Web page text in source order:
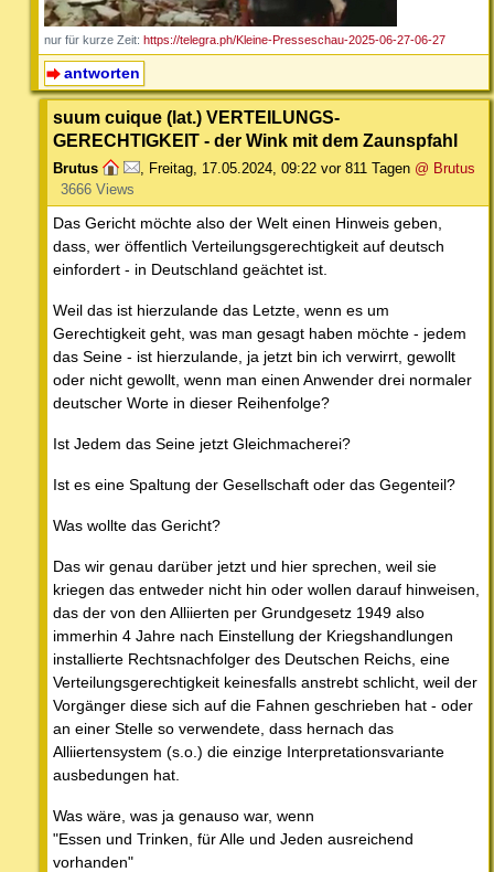
nur für kurze Zeit: https://telegra.ph/Kleine-Presseschau-2025-06-27-06-27
antworten
suum cuique (lat.) VERTEILUNGS-
GERECHTIGKEIT - der Wink mit dem Zaunspfahl
Brutus Freitag, 17.05.2024, 09:22 vor 811 Tagen @ Brutus
3666 Views
Das Gericht möchte also der Welt einen Hinweis geben,
dass, wer öffentlich Verteilungsgerechtigkeit auf deutsch
einfordert - in Deutschland geächtet ist.
Weil das ist hierzulande das Letzte, wenn es um
Gerechtigkeit geht, was man gesagt haben möchte - jedem
das Seine - ist hierzulande, ja jetzt bin ich verwirrt, gewollt
oder nicht gewollt, wenn man einen Anwender drei normaler
deutscher Worte in dieser Reihenfolge?
Ist Jedem das Seine jetzt Gleichmacherei?
Ist es eine Spaltung der Gesellschaft oder das Gegenteil?
Was wollte das Gericht?
Das wir genau darüber jetzt und hier sprechen, weil sie
kriegen das entweder nicht hin oder wollen darauf hinweisen,
das der von den Alliierten per Grundgesetz 1949 also
immerhin 4 Jahre nach Einstellung der Kriegshandlungen
installierte Rechtsnachfolger des Deutschen Reichs, eine
Verteilungsgerechtigkeit keinesfalls anstrebt schlicht, weil der
Vorgänger diese sich auf die Fahnen geschrieben hat - oder
an einer Stelle so verwendete, dass hernach das
Alliiertensystem (s.o.) die einzige Interpretationsvariante
ausbedungen hat.
Was wäre, was ja genauso war, wenn
"Essen und Trinken, für Alle und Jeden ausreichend
vorhanden"